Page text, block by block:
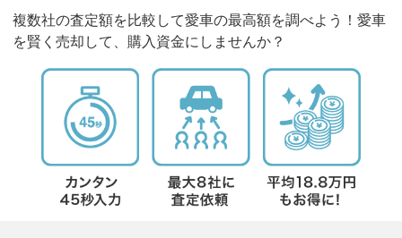
複数社の査定額を比較して愛車の最高額を調べよう！愛車
を賢く売却して、購入資金にしませんか？